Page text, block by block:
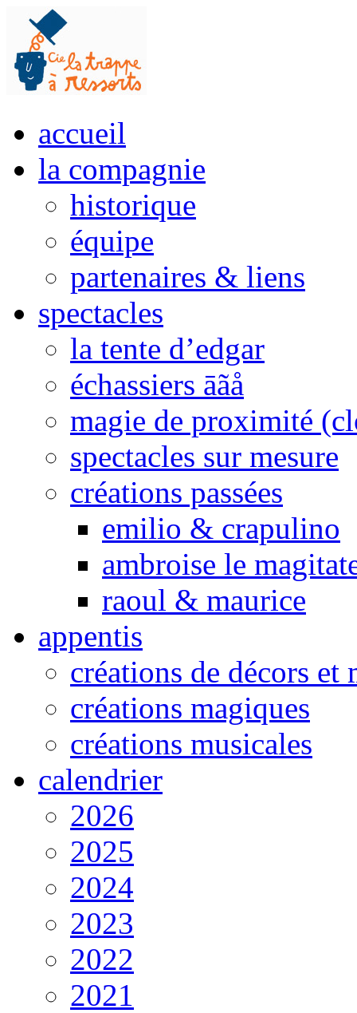
accueil
la compagnie
historique
équipe
partenaires & liens
spectacles
la tente d’edgar
échassiers āãå
magie de proximité
spectacles sur mesure
créations passées
emilio & crapulino
ambroise le
raoul & maurice
appentis
créations de décors et
créations magiques
créations musicales
calendrier
2026
2025
2024
2023
2022
2021